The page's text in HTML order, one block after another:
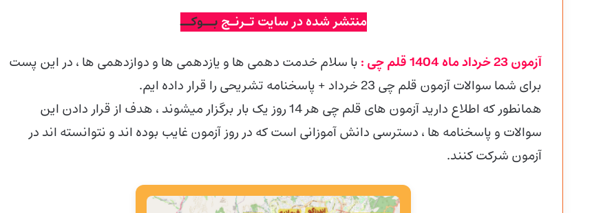
منتشر شده در سایت تـرنـج بــوکــ
آزمون 23 خرداد ماه 1404 قلم چی : با سلام خدمت دهمی ها و یازدهمی ها و دوازدهمی ها ، در این پست
برای شما سوالات آزمون قلم چی 23 خرداد + پاسخنامه تشریحی را قرار داده ایم.
همانطور که اطلاع دارید آزمون های قلم چی هر 14 روز یک بار برگزار میشوند ، هدف از قرار دادن این
سوالات و پاسخنامه ها ، دسترسی دانش آموزانی است که در روز آزمون غایب بوده اند و نتوانسته اند در
آزمون شرکت کنند.